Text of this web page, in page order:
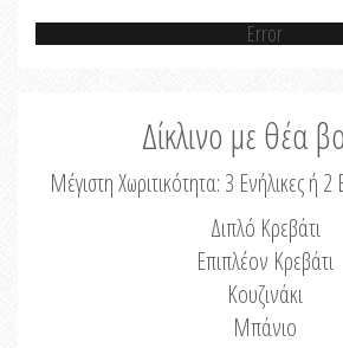
Error
Δίκλινο με θέα
Μέγιστη Χωριτικότητα: 3 Ενήλικες ή 2
Διπλό Κρεβάτι
Επιπλέον Κρεβάτι
Κουζινάκι
Μπάνιο